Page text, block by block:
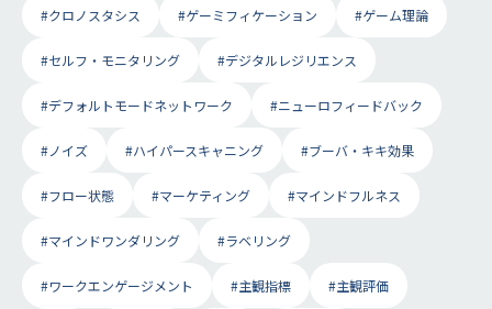
#クロノスタシス #ゲーミフィケーション #ゲーム理論
#セルフ・モニタリング #デジタルレジリエンス
#デフォルトモードネットワーク #ニューロフィードバック
#ノイズ #ハイパースキャニング #ブーバ・キキ効果
#フロー状態 #マーケティング #マインドフルネス
#マインドワンダリング #ラベリング
#ワークエンゲージメント #主観指標 #主観評価